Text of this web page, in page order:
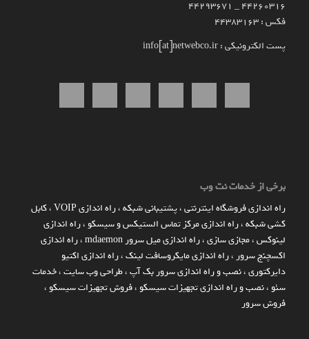
۴۴۲۶۰۳۱۶ _ 44293671
فکس : 44383163
پست الکترونیکی : info[at]netwebco.ir
برخی از خدمات نت وب
راه اندازي فروشگاه اينترنتي،پشتیبانی شبکه،راه اندازی VOIP ،کابل
کشی شبکه،راه اندازی مرکز تماس الستیکس و سیسکو ،راه اندازی
لینوکس،مجازی سازی،راه اندازی میل سرور mdaemon ،راه اندازی
اکسچنج سرور ،راه اندازی مایکروسافت لینک،راه اندازی اکتیو
دایرکتوری،نصب و راه اندازی سرور بک آپ،طراحی وب سایت،خدمات
سئو ،نصب و راه اندازی تجهیزات سیسکو ،فروش تجهیزات سیسکو ،
فروش سرور